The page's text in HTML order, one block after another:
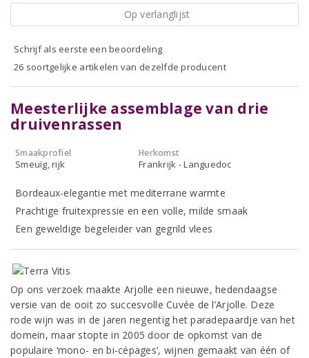
Op verlanglijst
Schrijf als eerste een beoordeling
26 soortgelijke artikelen van dezelfde producent
Meesterlijke assemblage van drie
druivenrassen
Smaakprofiel
Smeuïg, rijk
Herkomst
Frankrijk - Languedoc
Bordeaux-elegantie met mediterrane warmte
Prachtige fruitexpressie en een volle, milde smaak
Een geweldige begeleider van gegrild vlees
Op ons verzoek maakte Arjolle een nieuwe, hedendaagse
versie van de ooit zo succesvolle Cuvée de l’Arjolle. Deze
rode wijn was in de jaren negentig het paradepaardje van het
domein, maar stopte in 2005 door de opkomst van de
populaire ‘mono- en bi-cépages’, wijnen gemaakt van één of